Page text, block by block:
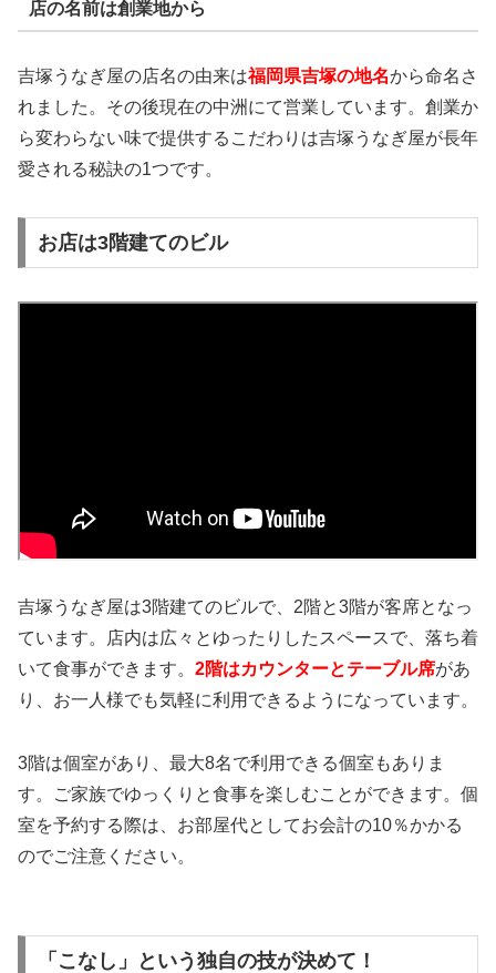
店の名前は創業地から
吉塚うなぎ屋の店名の由来は福岡県吉塚の地名から命名さ
れました。その後現在の中洲にて営業しています。創業か
ら変わらない味で提供するこだわりは吉塚うなぎ屋が長年
愛される秘訣の1つです。
お店は3階建てのビル
吉塚うなぎ屋は3階建てのビルで、2階と3階が客席となっ
ています。店内は広々とゆったりしたスペースで、落ち着
いて食事ができます。 2階はカウンターとテーブル席があ
り、お一人様でも気軽に利用できるようになっています。
3階は個室があり、最大8名で利用できる個室もありま
す。ご家族でゆっくりと食事を楽しむことができます。個
室を予約する際は、お部屋代としてお会計の10％かかる
のでご注意ください。
「こなし」という独自の技が決めて！